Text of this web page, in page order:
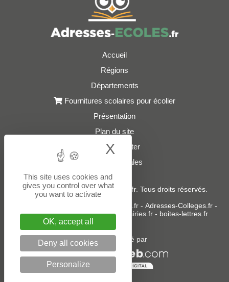
Accueil
Régions
Départements
Fournitures scolaires pour écolier
Présentation
Plan du site
Nous contacter
Mentions légales
© 2021 - 2026Adresses-Ecoles.fr. Tous droits réservés.
donneespubliques.fr - Adresses-Colleges.fr -
Adresses-Lycees.fr-Adresses-Mairies.fr- boites-lettres.fr
Un service édité par
This site uses cookies and
gives you control over what
you want to activate
OK, accept all
Deny all cookies
Personalize
X Hide cookie